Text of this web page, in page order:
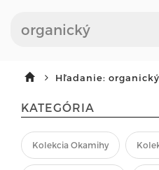
Hľadanie: organický
KATEGÓRIA
Kolekcia Okamihy